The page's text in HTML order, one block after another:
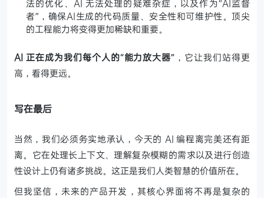
法的优化、AI 无法处理的疑难杂症，以及作为“AI监督
者”，确保AI生成的代码质量、安全性和可维护性。顶尖
的工程能力将变得更加稀缺和重要。
AI 正在成为我们每个人的“能力放大器” ，它让我们站得更
高，看得更远。
写在最后
当然，我们必须务实地承认，今天的 AI 编程离完美还有距
离。它在处理长上下文、理解复杂模糊的需求以及进行创造
性设计上仍有诸多挑战。这正是我们人类智慧的价值所在。
但我坚信，未来的产品开发，其核心界面将不再是复杂的